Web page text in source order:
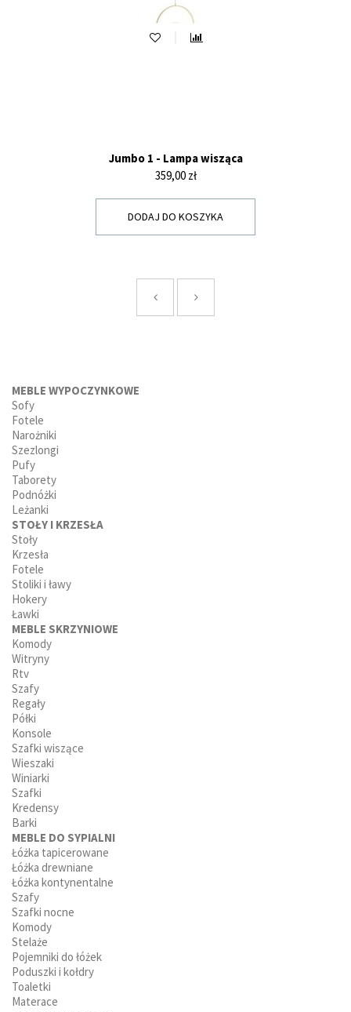
Jumbo 1 - Lampa wisząca
Cena
359,00 zł
DODAJ DO KOSZYKA
MEBLE WYPOCZYNKOWE
Sofy
Fotele
Narożniki
Szezlongi
Pufy
Taborety
Podnóżki
Leżanki
STOŁY I KRZESŁA
Stoły
Krzesła
Fotele
Stoliki i ławy
Hokery
Ławki
MEBLE SKRZYNIOWE
Komody
Witryny
Rtv
Szafy
Regały
Półki
Konsole
Szafki wiszące
Wieszaki
Winiarki
Szafki
Kredensy
Barki
MEBLE DO SYPIALNI
Łóżka tapicerowane
Łóżka drewniane
Łóżka kontynentalne
Szafy
Szafki nocne
Komody
Stelaże
Pojemniki do łóżek
Poduszki i kołdry
Toaletki
Materace